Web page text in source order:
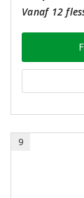
Vanaf 12
9